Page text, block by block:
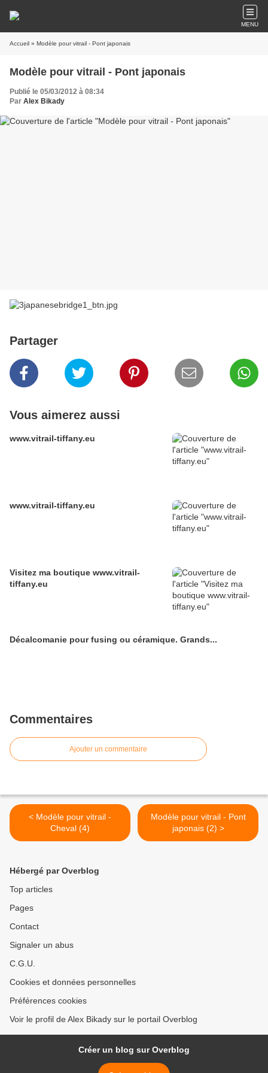
MENU
Accueil » Modèle pour vitrail - Pont japonais
Modèle pour vitrail - Pont japonais
Publié le 05/03/2012 à 08:34
Par Alex Bikady
Partager
Vous aimerez aussi
www.vitrail-tiffany.eu
www.vitrail-tiffany.eu
Visitez ma boutique www.vitrail-
tiffany.eu
Décalcomanie pour fusing ou céramique. Grands...
Commentaires
Ajouter un commentaire
< Modèle pour vitrail -
Cheval (4)
Modèle pour vitrail - Pont
japonais (2) >
Hébergé par Overblog
Top articles
Pages
Contact
Signaler un abus
C.G.U.
Cookies et données personnelles
Préférences cookies
Voir le profil de Alex Bikady sur le portail Overblog
Créer un blog sur Overblog